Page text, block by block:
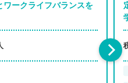
ークライフバランスを